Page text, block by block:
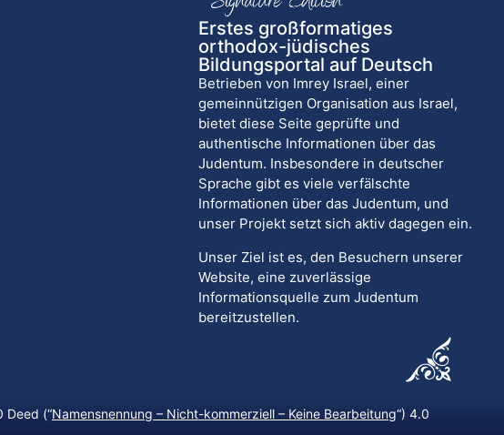
Erstes großformatiges
orthodox-jüdisches
Bildungsportal auf Deutsch
Betrieben von Imrey Israel, einer
gemeinnützigen Organisation aus Israel,
bietet diese Seite geprüfte und
authentische Informationen über das
Judentum. Insbesondere in deutscher
Sprache gibt es viele verfälschte
Informationen über das Judentum, und
unser Projekt setzt sich aktiv dagegen ein.
Unser Ziel ist es, den Besuchern unserer
Website, eine zuverlässige
Informationsquelle zum Judentum
bereitzustellen.
Deed (“Namensnennung – Nicht-kommerziell – Keine Bearbeitung“) 4.0